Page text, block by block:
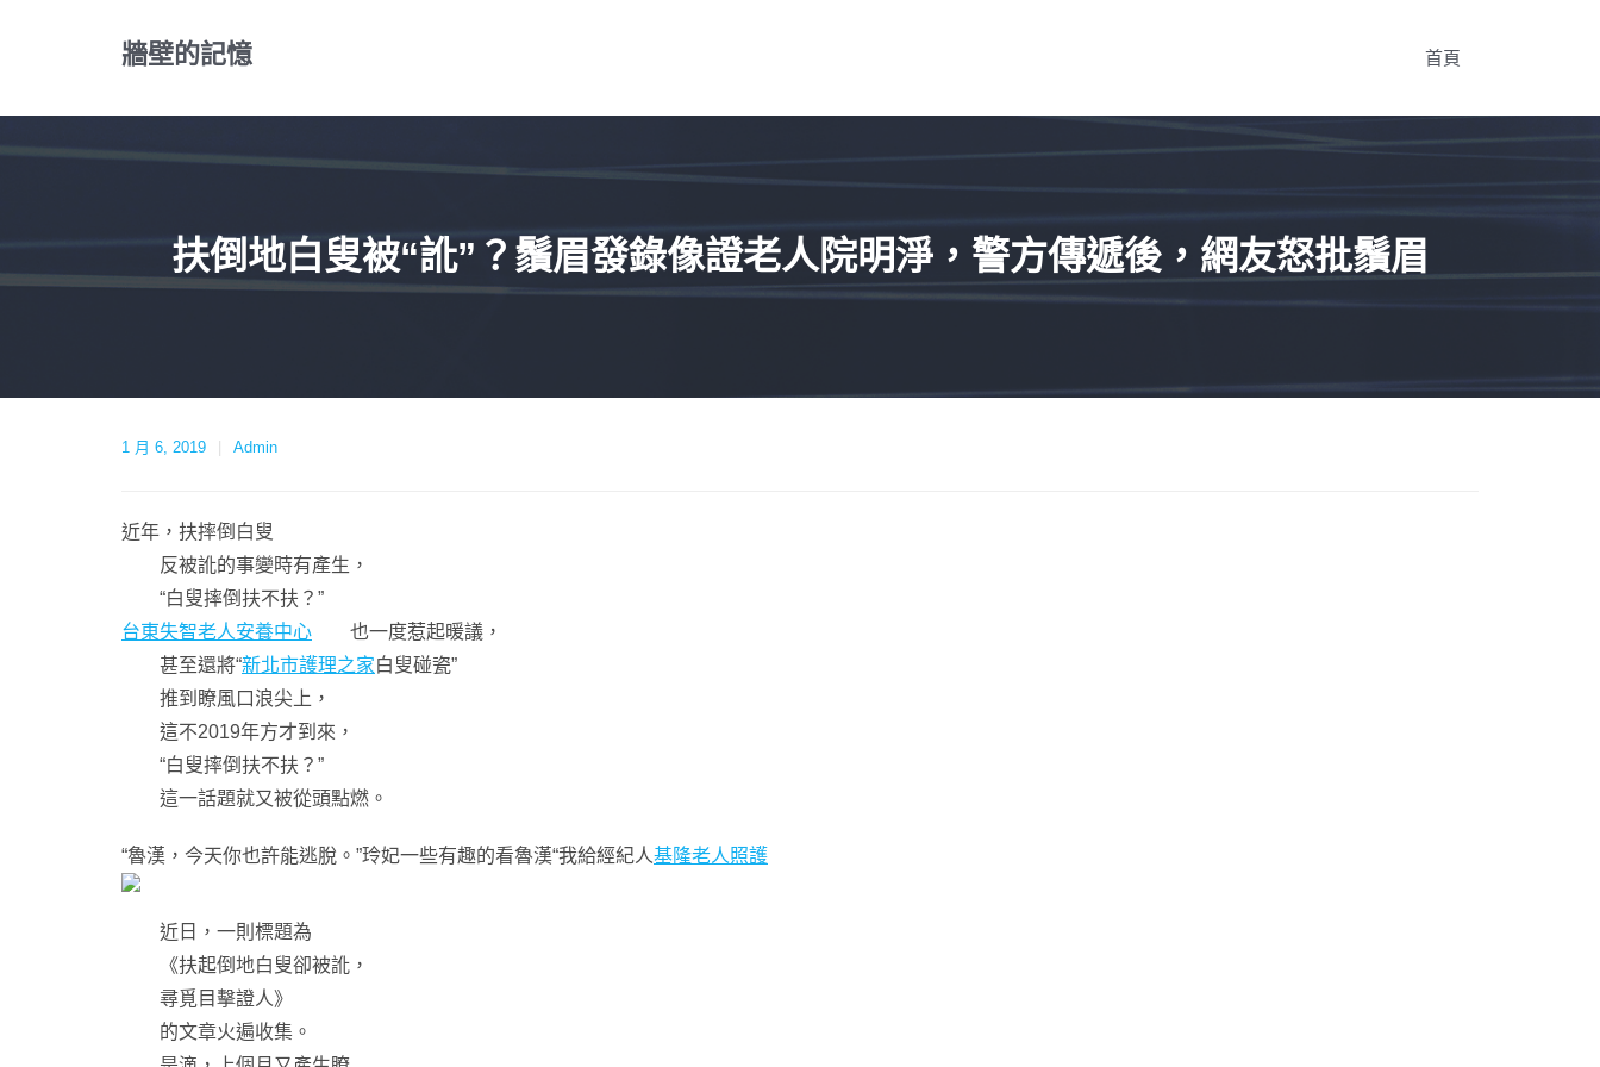
牆壁的記憶 首頁
扶倒地白叟被“訛”？鬚眉發錄像證老人院明淨，警方傳遞後，網友怒批鬚眉
1 月 6, 2019 Admin
近年，扶摔倒白叟
反被訛的事變時有產生，
“白叟摔倒扶不扶？”
台東失智老人安養中心 也一度惹起暖議，
甚至還將“新北市護理之家白叟碰瓷”
推到瞭風口浪尖上，
這不2019年方才到來，
“白叟摔倒扶不扶？”
這一話題就又被從頭點燃。
“魯漢，今天你也許能逃脫。”玲妃一些有趣的看魯漢“我給經紀人基隆老人照護
近日，一則標題為
《扶起倒地白叟卻被訛，
尋覓目擊證人》
的文章火遍收集。